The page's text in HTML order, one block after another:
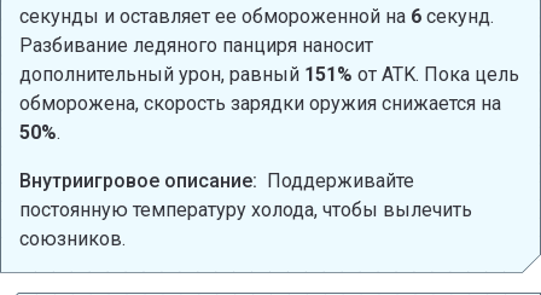
секунды и оставляет ее обмороженной на 6 секунд.
Разбивание ледяного панциря наносит
дополнительный урон, равный 151% от ATK. Пока цель
обморожена, скорость зарядки оружия снижается на
50%.
Внутриигровое описание: Поддерживайте
постоянную температуру холода, чтобы вылечить
союзников.